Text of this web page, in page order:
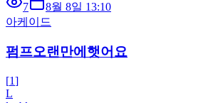
7
8월 8일 13:10
아케이드
펌프오랜만에햇어요
[1]
L